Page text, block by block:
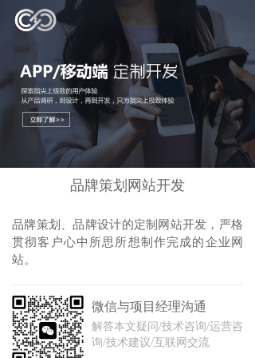
品牌策划网站开发
品牌策划、品牌设计的定制网站开发，严格
贯彻客户心中所思所想制作完成的企业网
站。
微信与项目经理沟通
解答本文疑问/技术咨询/运营咨
询/技术建议/互联网交流